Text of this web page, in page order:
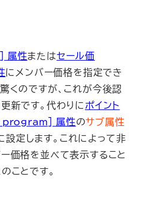
属性またはセール価
にメンバー価格を指定でき
くのですが、これが今後認
新です。代わりに ポイント
属性のサブ属性
設定します。これによって非
価格を並べて表示すること
ことです。